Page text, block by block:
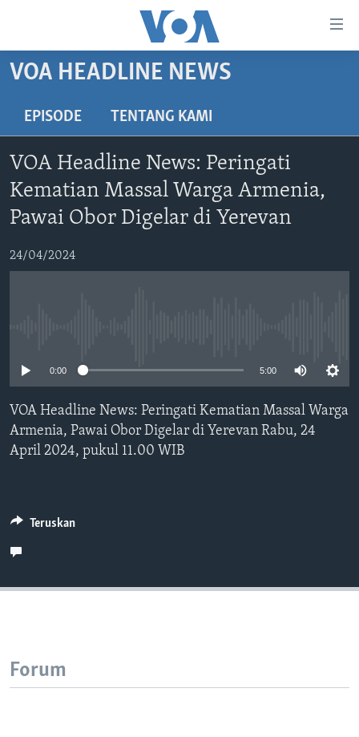
Akses
Utama
Lanjut
ke
Navigasi
Lanjut
ke
DUNIA
POLYGRAPH
DAFTAR PROGRAM
Bahasa-bahasa
VOA HEADLINE NEWS
EPISODE TENTANG KAMI
VOA Headline News: Peringati
Kematian Massal Warga Armenia,
Pawai Obor Digelar di Yerevan
24/04/2024
0:00 5:00
VOA Headline News: Peringati Kematian Massal Warga
Armenia, Pawai Obor Digelar di Yerevan Rabu, 24
April 2024, pukul 11.00 WIB
Teruskan
Forum